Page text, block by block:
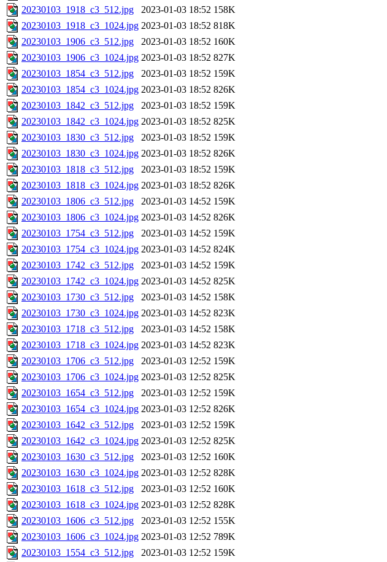
20230103_1918_c3_512.jpg
2023-01-03 18:52 158K
20230103_1918_c3_1024.jpg 2023-01-03 18:52 818K
20230103_1906_c3_512.jpg
2023-01-03 18:52 160K
20230103_1906_c3_1024.jpg 2023-01-03 18:52 827K
20230103_1854_c3_512.jpg
2023-01-03 18:52 159K
20230103_1854_c3_1024.jpg 2023-01-03 18:52 826K
20230103_1842_c3_512.jpg
2023-01-03 18:52 159K
20230103_1842_c3_1024.jpg 2023-01-03 18:52 825K
20230103_1830_c3_512.jpg
2023-01-03 18:52 159K
20230103_1830_c3_1024.jpg 2023-01-03 18:52 826K
20230103_1818_c3_512.jpg
2023-01-03 18:52 159K
20230103_1818_c3_1024.jpg 2023-01-03 18:52 826K
20230103_1806_c3_512.jpg
2023-01-03 14:52 159K
20230103_1806_c3_1024.jpg 2023-01-03 14:52 826K
20230103_1754_c3_512.jpg
2023-01-03 14:52 159K
20230103_1754_c3_1024.jpg 2023-01-03 14:52 824K
20230103_1742_c3_512.jpg
2023-01-03 14:52 159K
20230103_1742_c3_1024.jpg 2023-01-03 14:52 825K
20230103_1730_c3_512.jpg
2023-01-03 14:52 158K
20230103_1730_c3_1024.jpg 2023-01-03 14:52 823K
20230103_1718_c3_512.jpg
2023-01-03 14:52 158K
20230103_1718_c3_1024.jpg 2023-01-03 14:52 823K
20230103_1706_c3_512.jpg
2023-01-03 12:52 159K
20230103_1706_c3_1024.jpg 2023-01-03 12:52 825K
20230103_1654_c3_512.jpg
2023-01-03 12:52 159K
20230103_1654_c3_1024.jpg 2023-01-03 12:52 826K
20230103_1642_c3_512.jpg
2023-01-03 12:52 159K
20230103_1642_c3_1024.jpg 2023-01-03 12:52 825K
20230103_1630_c3_512.jpg
2023-01-03 12:52 160K
20230103_1630_c3_1024.jpg 2023-01-03 12:52 828K
20230103_1618_c3_512.jpg
2023-01-03 12:52 160K
20230103_1618_c3_1024.jpg 2023-01-03 12:52 828K
20230103_1606_c3_512.jpg
2023-01-03 12:52 155K
20230103_1606_c3_1024.jpg 2023-01-03 12:52 789K
20230103_1554_c3_512.jpg
2023-01-03 12:52 159K